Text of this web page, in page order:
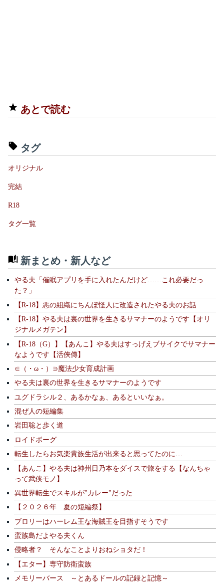
あとで読む
タグ
オリジナル
完結
R18
タグ一覧
新まとめ・新人など
やる夫「催眠アプリを手に入れたんだけど……これ必要だっ
た？」
【R-18】悪の組織にちんぽ怪人に改造されたやる夫のお話
【R-18】やる夫は裏の世界を生きるサマナーのようです【オリ
ジナルメガテン】
【R-18（G）】【あんこ】やる夫はすっげえブサイクでサマナー
なようです【活俠傳】
∈（・ω・）∋魔法少女育成計画
やる夫は裏の世界を生きるサマナーのようです
ユグドラシル２、あるかなぁ、あるといいなぁ。
混ぜ人の短編集
岩田聡と歩く道
ロイドボーグ
転生したらお気楽貴族生活が出来ると思ってたのに…
【あんこ】やる夫は神州日乃本をダイスで旅をする【なんちゃ
って武侠モノ】
異世界転生でスキルが"カレー"だった
【２０２６年 夏の短編祭】
ブロリーはハーレム王な海賊王を目指すそうです
蛮族島だよやる夫くん
侵略者？ そんなことよりおねショタだ！
【エター】専守防衛蛮族
メモリーバース ～とあるドールの記録と記憶～